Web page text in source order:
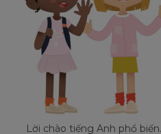
Lời chào tiếng Anh phổ